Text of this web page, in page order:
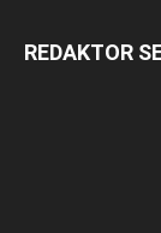
REDAKTOR